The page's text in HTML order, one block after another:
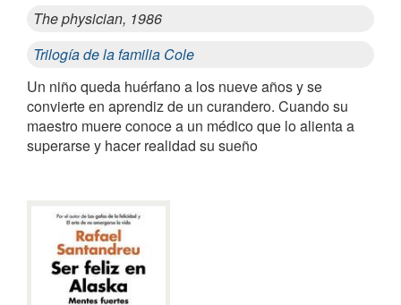
The physician, 1986
Trilogía de la familia Cole
Un niño queda huérfano a los nueve años y se
convierte en aprendiz de un curandero. Cuando su
maestro muere conoce a un médico que lo alienta a
superarse y hacer realidad su sueño